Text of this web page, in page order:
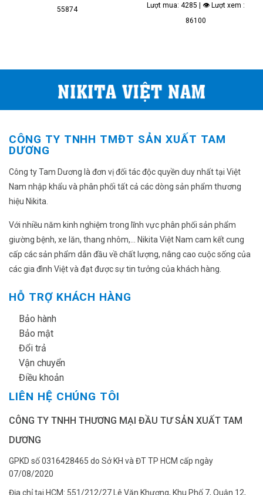
55874
Lượt mua: 4285 | 👁 Lượt xem :
86100
CÔNG TY TNHH TMĐT SẢN XUẤT TAM
DƯƠNG
Công ty Tam Dương là đơn vị đối tác độc quyền duy nhất tại Việt
Nam nhập khẩu và phân phối tất cả các dòng sản phẩm thương
hiệu Nikita.
Với nhiều năm kinh nghiệm trong lĩnh vực phân phối sản phẩm
giường bệnh, xe lăn, thang nhôm,... Nikita Việt Nam cam kết cung
cấp các sản phẩm dẫn đầu về chất lượng, nâng cao cuộc sống của
các gia đình Việt và đạt được sự tin tưởng của khách hàng.
HỖ TRỢ KHÁCH HÀNG
Bảo hành
Bảo mật
Đổi trả
Vận chuyển
Điều khoản
LIÊN HỆ CHÚNG TÔI
CÔNG TY TNHH THƯƠNG MẠI ĐẦU TƯ SẢN XUẤT TAM
DƯƠNG
GPKD số 0316428465 do Sở KH và ĐT TP HCM cấp ngày
07/08/2020
Địa chỉ tại HCM: 551/212/27 Lê Văn Khương, Khu Phố 7, Quận 12,